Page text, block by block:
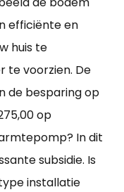
efficiënte en
huis te
te voorzien. De
de besparing op
op
In dit
subsidie. Is
installatie